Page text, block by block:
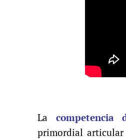
La competencia
primordial articular